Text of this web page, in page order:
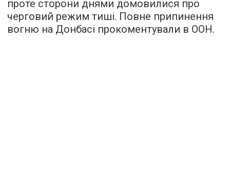
проте сторони днями домовилися про
черговий режим тиші. Повне припинення
вогню на Донбасі прокоментували в ООН.